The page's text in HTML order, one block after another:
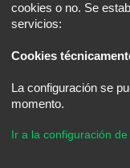
Índice general
cookies o no. Se
servicios:
Cookies
La configuración se
momento.
Ir a la configuración